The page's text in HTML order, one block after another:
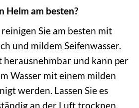
Helm am besten?
Sie am besten mit
und mildem Seifenwasser.
und kann per
Wasser mit einem milden
werden. Lassen Sie es
an der Luft trocknen.